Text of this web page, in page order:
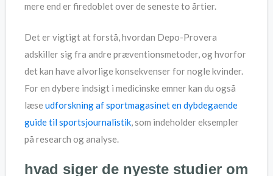
mere end er firedoblet over de seneste to årtier.
Det er vigtigt at forstå, hvordan Depo-Provera
adskiller sig fra andre præventionsmetoder, og hvorfor
det kan have alvorlige konsekvenser for nogle kvinder.
For en dybere indsigt i medicinske emner kan du også
læse udforskning af sportmagasinet en dybdegaende
guide til sportsjournalistik, som indeholder eksempler
på research og analyse.
hvad siger de nyeste studier om